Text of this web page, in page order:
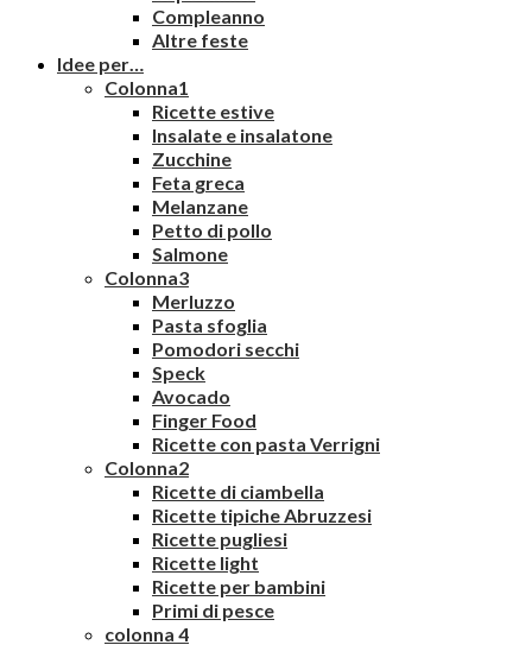
Compleanno
Altre feste
Idee per…
Colonna1
Ricette estive
Insalate e insalatone
Zucchine
Feta greca
Melanzane
Petto di pollo
Salmone
Colonna3
Merluzzo
Pasta sfoglia
Pomodori secchi
Speck
Avocado
Finger Food
Ricette con pasta Verrigni
Colonna2
Ricette di ciambella
Ricette tipiche Abruzzesi
Ricette pugliesi
Ricette light
Ricette per bambini
Primi di pesce
colonna 4